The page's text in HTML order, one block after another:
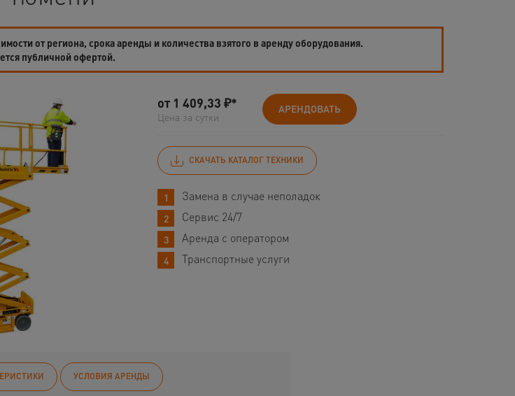
от региона, срока аренды и количества взятого в аренду оборудования.
публичной офертой.
от 1 409,33 ₽*
Цена за сутки
АРЕНДОВАТЬ
СКАЧАТЬ КАТАЛОГ ТЕХНИКИ
Замена в случае неполадок
Сервис 24/7
Аренда с оператором
Транспортные услуги
УСЛОВИЯ АРЕНДЫ